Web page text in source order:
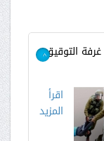
غرفة التوقيق>
اقرأ
المزيد